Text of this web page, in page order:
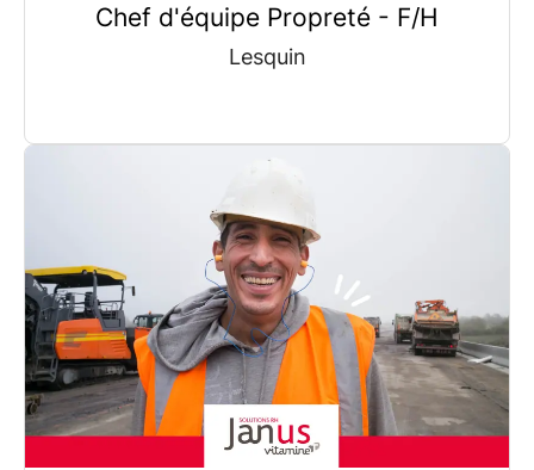
Chef d'équipe Propreté - F/H
Lesquin